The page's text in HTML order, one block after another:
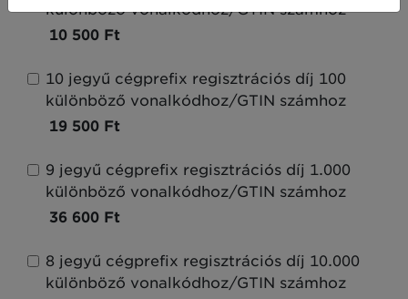
különböző vonalkódhoz/GTIN számhoz
10 500 Ft
10 jegyű cégprefix regisztrációs díj 100
különböző vonalkódhoz/GTIN számhoz
19 500 Ft
9 jegyű cégprefix regisztrációs díj 1.000
különböző vonalkódhoz/GTIN számhoz
36 600 Ft
8 jegyű cégprefix regisztrációs díj 10.000
különböző vonalkódhoz/GTIN számhoz